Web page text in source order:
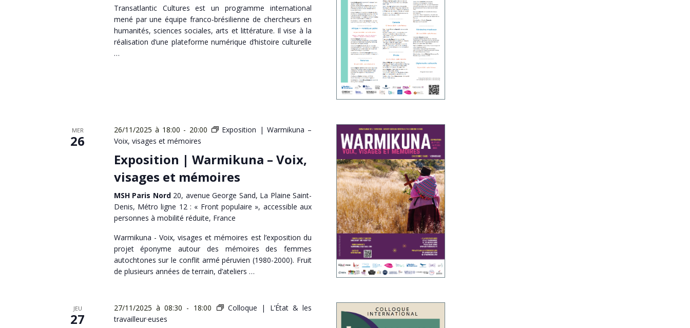
Transatlantic Cultures est un programme international
mené par une équipe franco-brésilienne de chercheurs en
humanités, sciences sociales, arts et littérature. Il vise à la
réalisation d’une plateforme numérique d’histoire culturelle
…
MER
26
26/11/2025 à 18:00 - 20:00
Exposition | Warmikuna –
Voix, visages et mémoires
Exposition | Warmikuna – Voix,
visages et mémoires
MSH Paris Nord 20, avenue George Sand, La Plaine Saint-
Denis, Métro ligne 12 : « Front populaire », accessible aux
personnes à mobilité réduite, France
Warmikuna - Voix, visages et mémoires est l’exposition du
projet éponyme autour des mémoires des femmes
autochtones sur le conflit armé péruvien (1980-2000). Fruit
de plusieurs années de terrain, d’ateliers …
JEU
27
27/11/2025 à 08:30 - 18:00
Colloque | L’État & les
travailleur·euses